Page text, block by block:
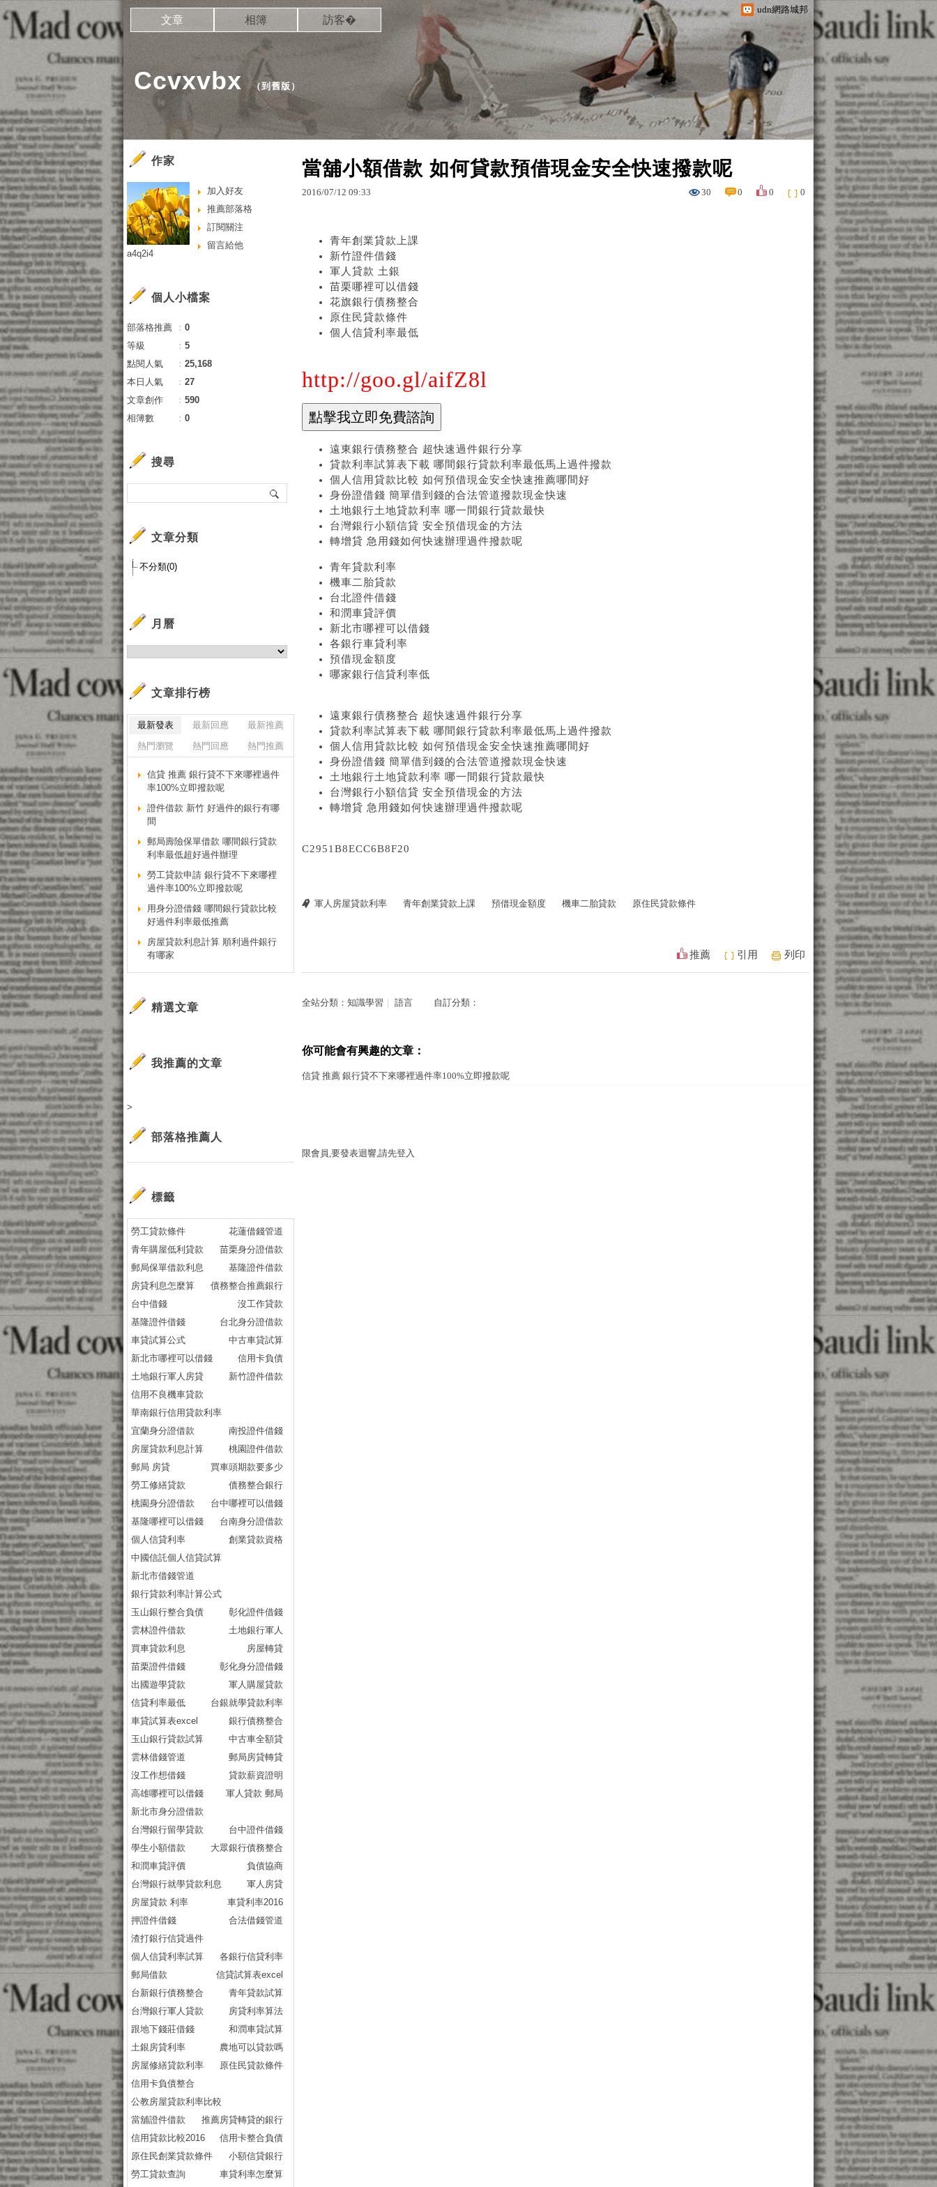
udn網路城邦
Ccvxvbx （到舊版 ）
文章 相簿 訪客�
當舖小額借款 如何貸款預借現金安全快速撥款呢
2016/07/12 09:33 30 0 0 0
青年創業貸款上課
新竹證件借錢
軍人貸款 土銀
苗栗哪裡可以借錢
花旗銀行債務整合
原住民貸款條件
個人信貸利率最低
http://goo.gl/aifZ8l
遠東銀行債務整合 超快速過件銀行分享
貸款利率試算表下載 哪間銀行貸款利率最低馬上過件撥款
個人信用貸款比較 如何預借現金安全快速推薦哪間好
身份證借錢 簡單借到錢的合法管道撥款現金快速
土地銀行土地貸款利率 哪一間銀行貸款最快
台灣銀行小額信貸 安全預借現金的方法
轉增貸 急用錢如何快速辦理過件撥款呢
青年貸款利率
機車二胎貸款
台北證件借錢
和潤車貸評價
新北市哪裡可以借錢
各銀行車貸利率
預借現金額度
哪家銀行信貸利率低
遠東銀行債務整合 超快速過件銀行分享
貸款利率試算表下載 哪間銀行貸款利率最低馬上過件撥款
個人信用貸款比較 如何預借現金安全快速推薦哪間好
身份證借錢 簡單借到錢的合法管道撥款現金快速
土地銀行土地貸款利率 哪一間銀行貸款最快
台灣銀行小額信貸 安全預借現金的方法
轉增貸 急用錢如何快速辦理過件撥款呢
C2951B8ECC6B8F20
軍人房屋貸款利率 青年創業貸款上課 預借現金額度 機車二胎貸款 原住民貸款條件
推薦 引用 列印
全站分類： 知識學習 語言 自訂分類：
你可能會有興趣的文章：
信貸 推薦 銀行貸不下來哪裡過件率100%立即撥款呢
限會員,要發表迴響,請先登入
作家
加入好友
推薦部落格
訂閱關注
留言給他
a4q2i4
個人小檔案
部落格推薦 ： 0
等級
： 5
點閱人氣
： 25,168
本日人氣
： 27
文章創作
： 590
相簿數
： 0
搜尋
文章分類
不分類(0)
月曆
文章排行榜
最新發表 最新回應
最新推薦
熱門瀏覽
熱門回應 熱門推薦
信貸 推薦 銀行貸不下來哪裡過件
率100%立即撥款呢
證件借款 新竹 好過件的銀行有哪
間
郵局壽險保單借款 哪間銀行貸款
利率最低超好過件辦理
勞工貸款申請 銀行貸不下來哪裡
過件率100%立即撥款呢
用身分證借錢 哪間銀行貸款比較
好過件利率最低推薦
房屋貸款利息計算 順利過件銀行
有哪家
精選文章
我推薦的文章
>
部落格推薦人
標籤
勞工貸款條件
花蓮借錢管道
青年購屋低利貸款
苗栗身分證借款
郵局保單借款利息
基隆證件借款
房貸利息怎麼算
債務整合推薦銀行
台中借錢
沒工作貸款
基隆證件借錢
台北身分證借款
車貸試算公式
中古車貸試算
新北市哪裡可以借錢
信用卡負債
土地銀行軍人房貸
新竹證件借款
信用不良機車貸款
華南銀行信用貸款利率
宜蘭身分證借款
南投證件借錢
房屋貸款利息計算
桃園證件借款
郵局 房貸
買車頭期款要多少
勞工修繕貸款
債務整合銀行
桃園身分證借款
台中哪裡可以借錢
基隆哪裡可以借錢
台南身分證借款
個人信貸利率
創業貸款資格
中國信託個人信貸試算
新北市借錢管道
銀行貸款利率計算公式
玉山銀行整合負債
彰化證件借錢
雲林證件借款
土地銀行軍人
買車貸款利息
房屋轉貸
苗栗證件借錢
彰化身分證借錢
出國遊學貸款
軍人購屋貸款
信貸利率最低
台銀就學貸款利率
車貸試算表excel
銀行債務整合
玉山銀行貸款試算
中古車全額貸
雲林借錢管道
郵局房貸轉貸
沒工作想借錢
貸款薪資證明
高雄哪裡可以借錢
軍人貸款 郵局
新北市身分證借款
台灣銀行留學貸款
台中證件借錢
學生小額借款
大眾銀行債務整合
和潤車貸評價
負債協商
台灣銀行就學貸款利息
軍人房貸
房屋貸款 利率
車貸利率2016
押證件借錢
合法借錢管道
渣打銀行信貸過件
個人信貸利率試算
各銀行信貸利率
郵局借款
信貸試算表excel
台新銀行債務整合
青年貸款試算
台灣銀行軍人貸款
房貸利率算法
跟地下錢莊借錢
和潤車貸試算
土銀房貸利率
農地可以貸款嗎
房屋修繕貸款利率
原住民貸款條件
信用卡負債整合
公教房屋貸款利率比較
當舖證件借款
推薦房貸轉貸的銀行
信用貸款比較2016
信用卡整合負債
原住民創業貸款條件
小額信貸銀行
勞工貸款查詢
車貸利率怎麼算